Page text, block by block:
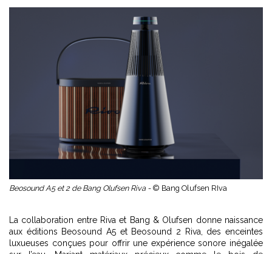
Beosound A5 et 2 de Bang Olufsen Riva - © Bang Olufsen RIva
La collaboration entre Riva et Bang & Olufsen donne naissance
aux éditions Beosound A5 et Beosound 2 Riva, des enceintes
luxueuses conçues pour offrir une expérience sonore inégalée